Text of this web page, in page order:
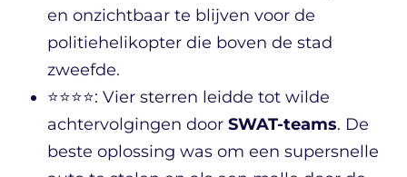
en onzichtbaar te blijven voor de
politiehelikopter die boven de stad
zweefde.
⭐⭐⭐⭐: Vier sterren leidde tot wilde
achtervolgingen door SWAT-teams. De
beste oplossing was om een supersnelle